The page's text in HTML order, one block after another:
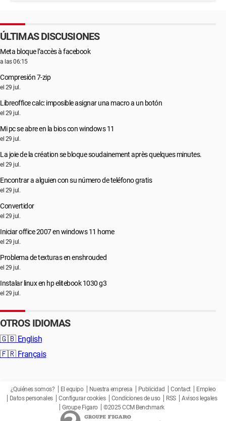
ÚLTIMAS DISCUSIONES
Meta bloque l’accès à facebook
a las 06:15
Compresión 7-zip
el 29 jul.
Libreoffice calc: imposible asignar una macro a un botón
el 29 jul.
Mi pc se abre en la bios con windows 11
el 29 jul.
La joie de la création se bloque soudainement après quelques minutes.
el 29 jul.
Encontrar a alguien con su número de teléfono gratis
el 29 jul.
Convertidor
el 29 jul.
Iniciar office 2007 en windows 11 home
el 29 jul.
Problema de texturas en enshrouded
el 29 jul.
Instalar linux en hp elitebook 1030 g3
el 29 jul.
OTROS IDIOMAS
🇬🇧 English
🇫🇷 Français
¿Quiénes somos? El equipo Nuestra empresa Publicidad Contact
Empleo
Datos personales
Configurar cookies Condiciones de uso RSS
Avisos legales
Groupe Figaro
©2025 CCM Benchmark